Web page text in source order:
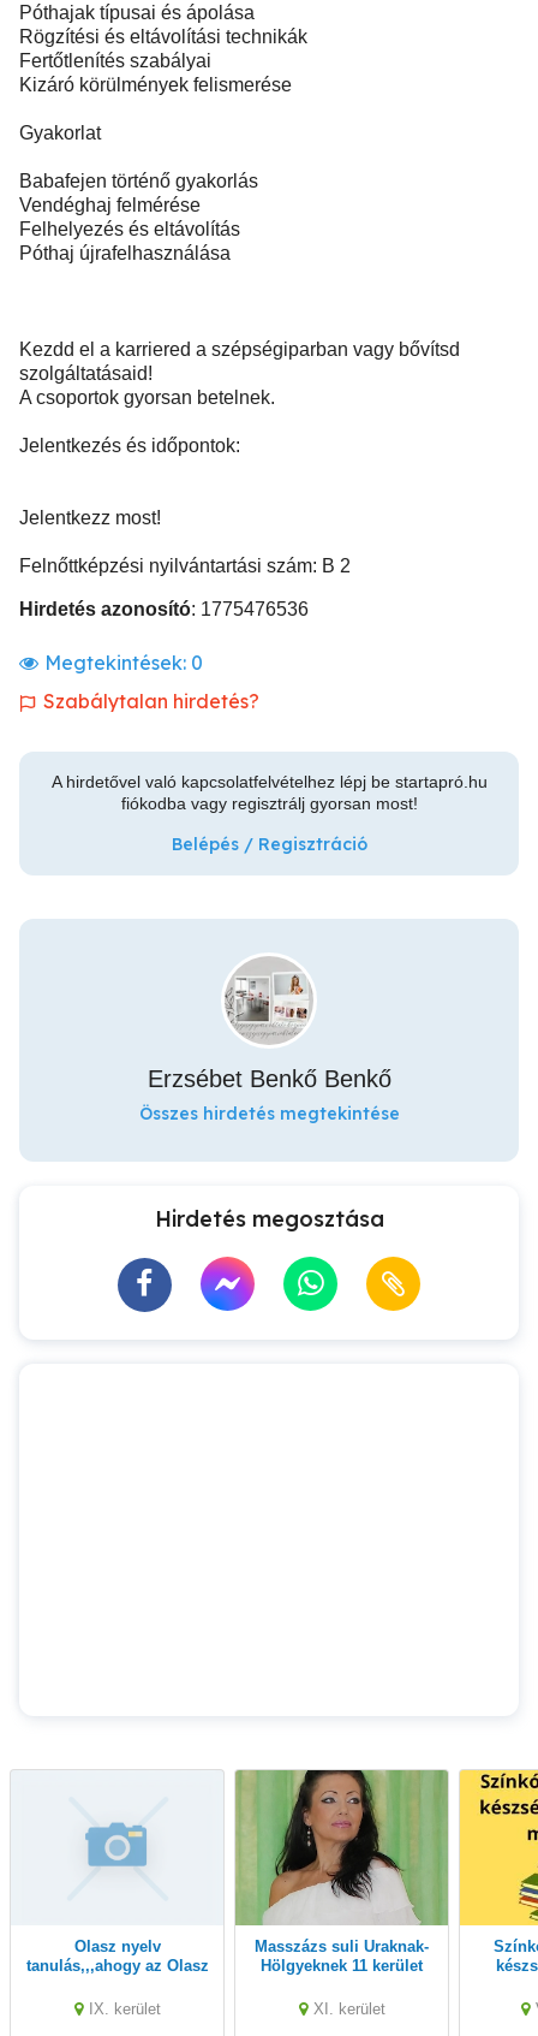
Póthajak típusai és ápolása
Rögzítési és eltávolítási technikák
Fertőtlenítés szabályai
Kizáró körülmények felismerése
Gyakorlat
Babafejen történő gyakorlás
Vendéghaj felmérése
Felhelyezés és eltávolítás
Póthaj újrafelhasználása
Kezdd el a karriered a szépségiparban vagy bővítsd
szolgáltatásaid!
A csoportok gyorsan betelnek.
Jelentkezés és időpontok:
Jelentkezz most!
Felnőttképzési nyilvántartási szám: B 2
Hirdetés azonosító: 1775476536
Megtekintések: 0
Szabálytalan hirdetés?
A hirdetővel való kapcsolatfelvételhez lépj be startapró.hu
fiókodba vagy regisztrálj gyorsan most!
Belépés / Regisztráció
Erzsébet Benkő Benkő
Összes hirdetés megtekintése
Hirdetés megosztása
Olasz nyelv
tanulás,,,ahogy az Olasz
IX. kerület
Masszázs suli Uraknak-
Hölgyeknek 11 kerület
XI. kerület
Színkódos olvasási